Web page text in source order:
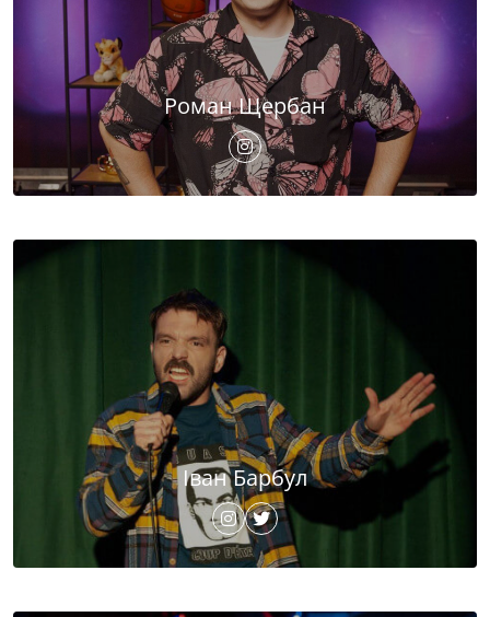
Роман Щербан
Іван Барбул